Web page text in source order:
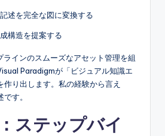
述を完全な図に変換する
構造を提案する
ラインのスムーズなアセット管理を組
Paradigmが「ビジュアル知識エ
作り出します。私の経験から言え
す。
ステップバイ